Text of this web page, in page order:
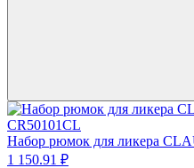
CR50101CL
Набор рюмок для ликера
1 150.91 ₽